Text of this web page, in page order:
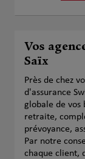
Vos
Saïx
Près de chez
d'assurance
globale de vos
retraite,
prévoyance,
Par notre
chaque client,